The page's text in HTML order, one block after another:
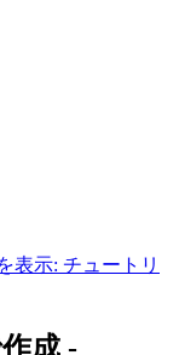
表示: チュートリ
成 -